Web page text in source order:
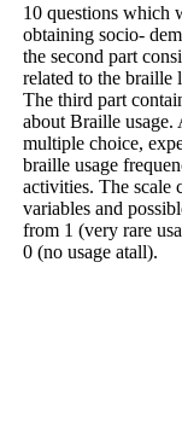
10 questions which
obtaining socio-
the second part
related to the braille
The third part
about Braille
multiple choice,
braille usage
activities. The scale
variables and
from 1 (very rare
0 (no usage atall).